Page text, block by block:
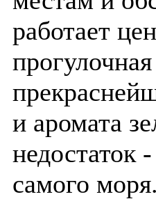
работает
и аромата
недостаток
самого моря.